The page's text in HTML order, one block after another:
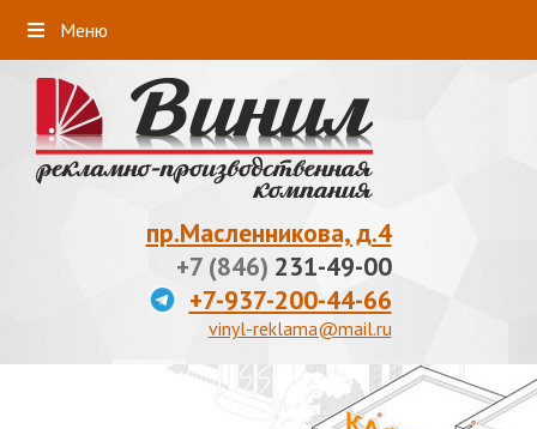
пр.Масленникова, д.4
+7 (846) 231-49-00
+7-937-200-44-66
vinyl-reklama@mail.ru
Меню